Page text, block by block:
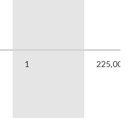
1 225,00 lb